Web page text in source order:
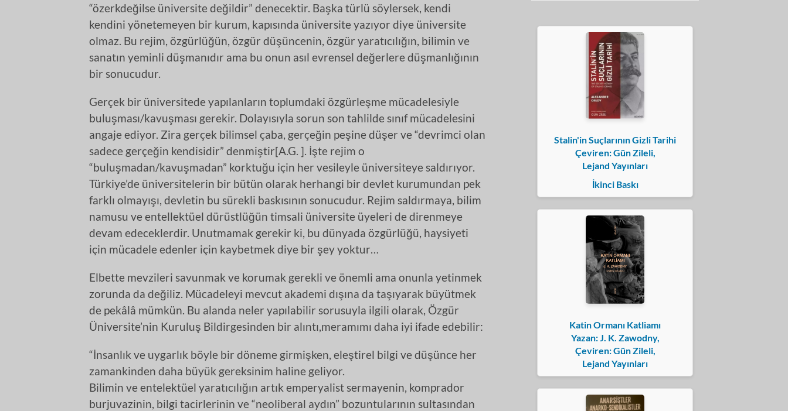
“özerkdeğilse üniversite değildir” denecektir. Başka türlü söylersek, kendi
kendini yönetemeyen bir kurum, kapısında üniversite yazıyor diye üniversite
olmaz. Bu rejim, özgürlüğün, özgür düşüncenin, özgür yaratıcılığın, bilimin ve
sanatın yeminli düşmanıdır ama bu onun asıl evrensel değerlere düşmanlığının
bir sonucudur.
Gerçek bir üniversitede yapılanların toplumdaki özgürleşme mücadelesiyle
buluşması/kavuşması gerekir. Dolayısıyla sorun son tahlilde sınıf mücadelesini
angaje ediyor. Zira gerçek bilimsel çaba, gerçeğin peşine düşer ve “devrimci olan
sadece gerçeğin kendisidir” denmiştir[A.G. ]. İşte rejim o
“buluşmadan/kavuşmadan” korktuğu için her vesileyle üniversiteye saldırıyor.
Türkiye’de üniversitelerin bir bütün olarak herhangi bir devlet kurumundan pek
farklı olmayışı, devletin bu sürekli baskısının sonucudur. Rejim saldırmaya, bilim
namusu ve entellektüel dürüstlüğün timsali üniversite üyeleri de direnmeye
devam edeceklerdir. Unutmamak gerekir ki, bu dünyada özgürlüğü, haysiyeti
için mücadele edenler için kaybetmek diye bir şey yoktur…
Elbette mevzileri savunmak ve korumak gerekli ve önemli ama onunla yetinmek
zorunda da değiliz. Mücadeleyi mevcut akademi dışına da taşıyarak büyütmek
de pekâlâ mümkün. Bu alanda neler yapılabilir sorusuyla ilgili olarak, Özgür
Üniversite’nin Kuruluş Bildirgesinden bir alıntı,meramımı daha iyi ifade edebilir:
“İnsanlık ve uygarlık böyle bir döneme girmişken, eleştirel bilgi ve düşünce her
zamankinden daha büyük gereksinim haline geliyor.
Bilimin ve entelektüel yaratıcılığın artık emperyalist sermayenin, komprador
burjuvazinin, bilgi tacirlerinin ve “neoliberal aydın” bozuntularının sultasından
Stalin'in Suçlarının Gizli Tarihi
Çeviren: Gün Zileli,
Lejand Yayınları
İkinci Baskı
Katin Ormanı Katliamı
Yazan: J. K. Zawodny,
Çeviren: Gün Zileli,
Lejand Yayınları